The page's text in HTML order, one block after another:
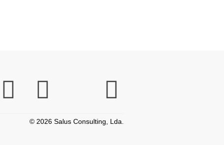
© 2026 Salus Consulting, Lda.